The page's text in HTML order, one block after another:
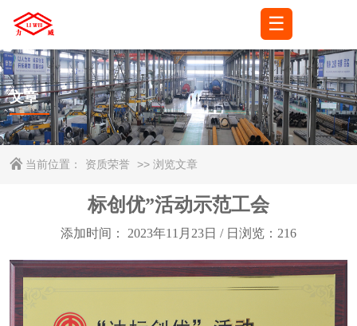
☰
文章
当前位置： 资质荣誉 >> 浏览文章
标创优”活动示范工会
添加时间： 2023年11月23日 / 日浏览： 216